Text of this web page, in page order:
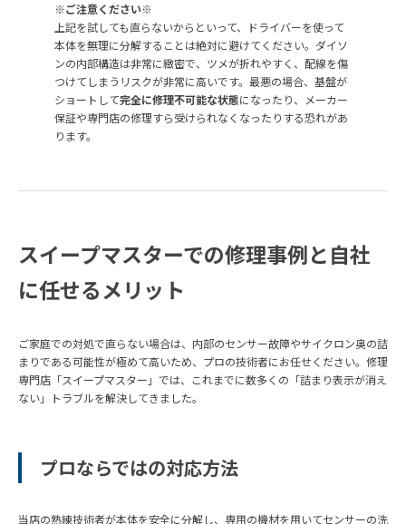
※ご注意ください※
上記を試しても直らないからといって、ドライバーを使って
本体を無理に分解することは絶対に避けてください。ダイソ
ンの内部構造は非常に緻密で、ツメが折れやすく、配線を傷
つけてしまうリスクが非常に高いです。最悪の場合、基盤が
ショートして完全に修理不可能な状態になったり、メーカー
保証や専門店の修理すら受けられなくなったりする恐れがあ
ります。
スイープマスターでの修理事例と自社
に任せるメリット
ご家庭での対処で直らない場合は、内部のセンサー故障やサイクロン奥の詰
まりである可能性が極めて高いため、プロの技術者にお任せください。修理
専門店「スイープマスター」では、これまでに数多くの「詰まり表示が消え
ない」トラブルを解決してきました。
プロならではの対応方法
当店の熟練技術者が本体を安全に分解し、専用の機材を用いてセンサーの洗